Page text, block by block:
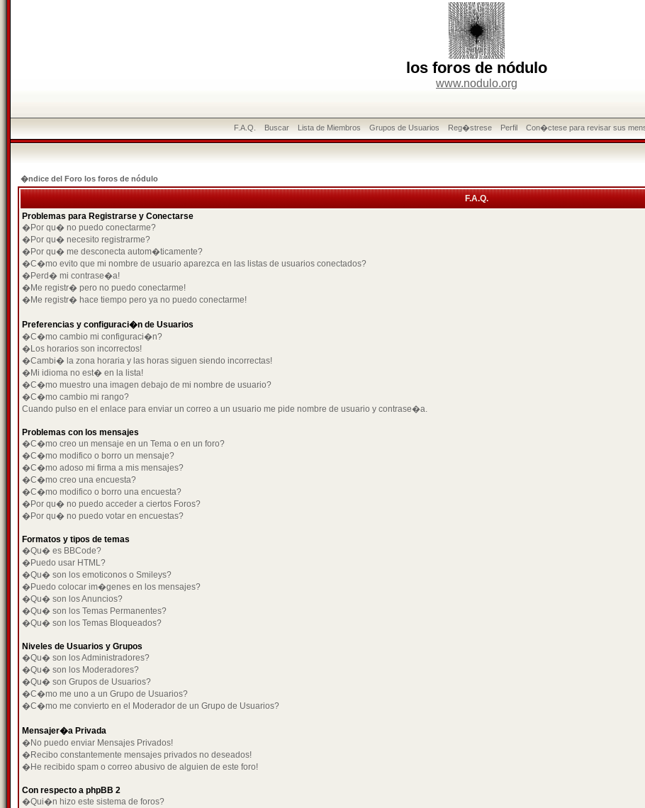
los foros de nódulo
www.nodulo.org
F.A.Q. Buscar Lista de Miembros Grupos de Usuarios Reg�strese Perfil Con�ctese para revisar sus
�ndice del Foro los foros de nódulo
F.A.Q.
Problemas para Registrarse y Conectarse
�Por qu� no puedo conectarme?
�Por qu� necesito registrarme?
�Por qu� me desconecta autom�ticamente?
�C�mo evito que mi nombre de usuario aparezca en las listas de usuarios conectados?
�Perd� mi contrase�a!
�Me registr� pero no puedo conectarme!
�Me registr� hace tiempo pero ya no puedo conectarme!
Preferencias y configuraci�n de Usuarios
�C�mo cambio mi configuraci�n?
�Los horarios son incorrectos!
�Cambi� la zona horaria y las horas siguen siendo incorrectas!
�Mi idioma no est� en la lista!
�C�mo muestro una imagen debajo de mi nombre de usuario?
�C�mo cambio mi rango?
Cuando pulso en el enlace para enviar un correo a un usuario me pide nombre de usuario y contrase�a.
Problemas con los mensajes
�C�mo creo un mensaje en un Tema o en un foro?
�C�mo modifico o borro un mensaje?
�C�mo adoso mi firma a mis mensajes?
�C�mo creo una encuesta?
�C�mo modifico o borro una encuesta?
�Por qu� no puedo acceder a ciertos Foros?
�Por qu� no puedo votar en encuestas?
Formatos y tipos de temas
�Qu� es BBCode?
�Puedo usar HTML?
�Qu� son los emoticonos o Smileys?
�Puedo colocar im�genes en los mensajes?
�Qu� son los Anuncios?
�Qu� son los Temas Permanentes?
�Qu� son los Temas Bloqueados?
Niveles de Usuarios y Grupos
�Qu� son los Administradores?
�Qu� son los Moderadores?
�Qu� son Grupos de Usuarios?
�C�mo me uno a un Grupo de Usuarios?
�C�mo me convierto en el Moderador de un Grupo de Usuarios?
Mensajer�a Privada
�No puedo enviar Mensajes Privados!
�Recibo constantemente mensajes privados no deseados!
�He recibido spam o correo abusivo de alguien de este foro!
Con respecto a phpBB 2
�Qui�n hizo este sistema de foros?